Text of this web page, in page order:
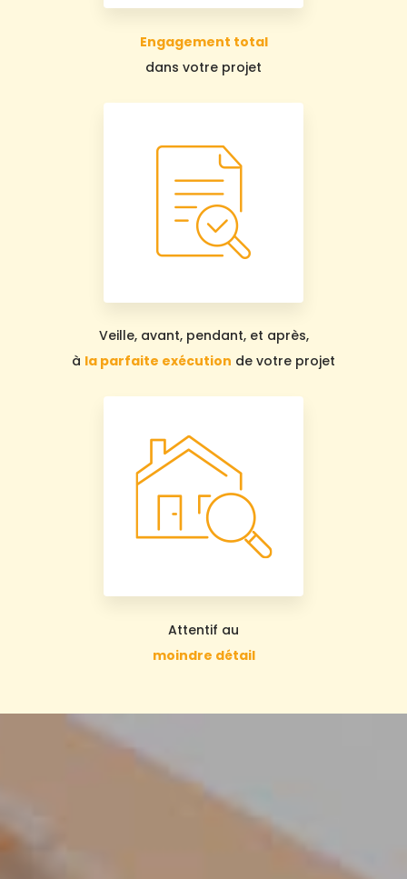
Engagement total
dans votre projet
Veille, avant, pendant, et après,
à la parfaite exécution de votre projet
Attentif au
moindre détail